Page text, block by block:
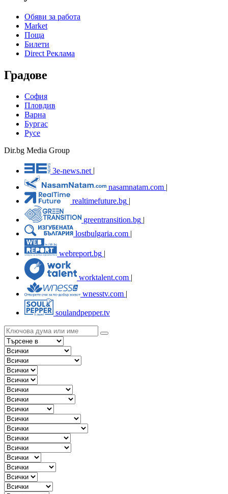
Обяви за работа
Market
Поща
Билети
Direct Реклама
Градове
София
Пловдив
Варна
Бургас
Русе
Dir.bg Media Group
3e-news.net
nasamnatam.com |
realtimefuture.bg |
greentransition.bg |
lostbulgaria.com |
webreport.bg
worktalent.com |
wnesstv.com |
soulandpepper.tv